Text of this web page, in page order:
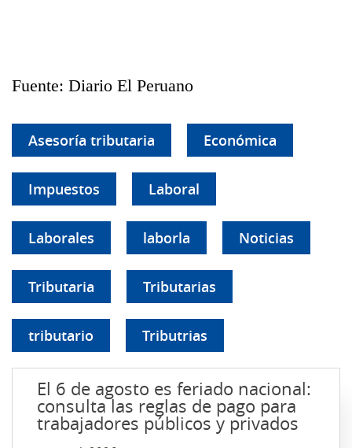
Fuente: Diario El Peruano
Asesoría tributaria Económica
Impuestos Laboral
Laborales laborla Noticias
Tributaria Tributarias
tributario Tributrias
El 6 de agosto es feriado nacional:
consulta las reglas de pago para
trabajadores públicos y privados